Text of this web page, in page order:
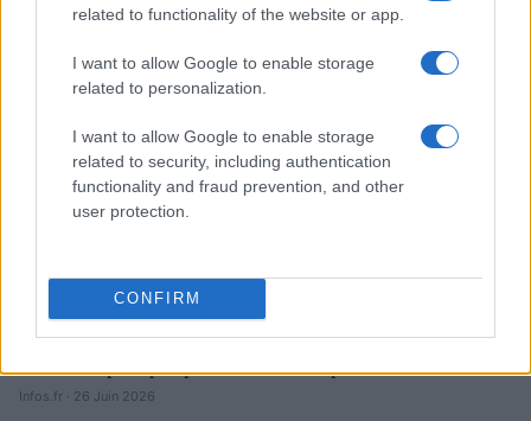
related to functionality of the website or app.
I want to allow Google to enable storage
related to personalization.
I want to allow Google to enable storage
related to security, including authentication
functionality and fraud prevention, and other
user protection.
CONFIRM
10 conseils pratiques pour libérer de l’espace sur votre Mac
Infos.fr · 26 Juin 2026